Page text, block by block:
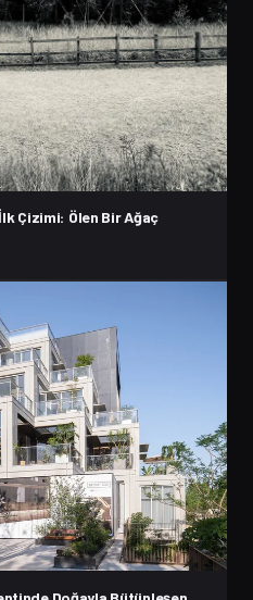
Çizimi: Ölen Bir Ağaç